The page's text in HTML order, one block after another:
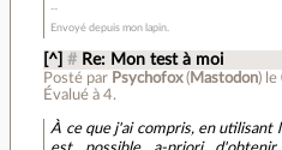
Envoyé depuis mon lapin.
[^] # Re: Mon test à moi
Posté par Psychofox( Mastodon)
Évalué à4.
À ce que j'ai compris, en utilisant
est possible a-priori